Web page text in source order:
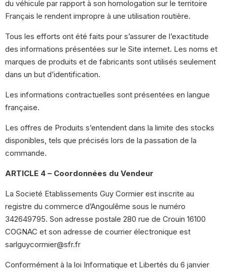
du véhicule par rapport à son homologation sur le territoire
Français le rendent impropre à une utilisation routière.
Tous les efforts ont été faits pour s’assurer de l’exactitude
des informations présentées sur le Site internet. Les noms et
marques de produits et de fabricants sont utilisés seulement
dans un but d’identification.
Les informations contractuelles sont présentées en langue
française.
Les offres de Produits s’entendent dans la limite des stocks
disponibles, tels que précisés lors de la passation de la
commande.
ARTICLE 4 – Coordonnées du Vendeur
La Societé Etablissements Guy Cormier est inscrite au
registre du commerce d’Angoulême sous le numéro
342649795. Son adresse postale 280 rue de Crouin 16100
COGNAC et son adresse de courrier électronique est
sarlguycormier@sfr.fr
Conformément à la loi Informatique et Libertés du 6 janvier